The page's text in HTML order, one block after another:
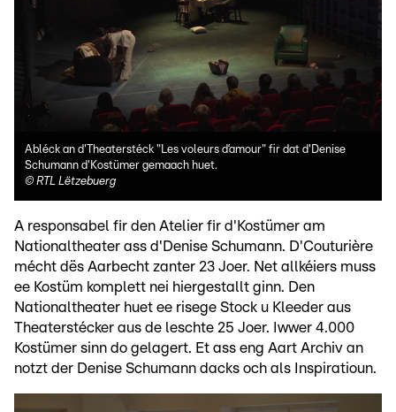
Abléck an d'Theaterstéck "Les voleurs d’amour" fir dat d'Denise
Schumann d'Kostümer gemaach huet.
© RTL Lëtzebuerg
A responsabel fir den Atelier fir d'Kostümer am
Nationaltheater ass d'Denise Schumann. D'Couturière
mécht dës Aarbecht zanter 23 Joer. Net allkéiers muss
ee Kostüm komplett nei hiergestallt ginn. Den
Nationaltheater huet ee risege Stock u Kleeder aus
Theaterstécker aus de leschte 25 Joer. Iwwer 4.000
Kostümer sinn do gelagert. Et ass eng Aart Archiv an
notzt der Denise Schumann dacks och als Inspiratioun.